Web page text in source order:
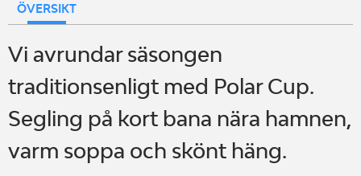
ÖVERSIKT
Vi avrundar säsongen
traditionsenligt med Polar Cup.
Segling på kort bana nära hamnen,
varm soppa och skönt häng.